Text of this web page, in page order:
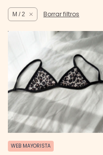
M / 2 Borrar filtros
WEB MAYORISTA